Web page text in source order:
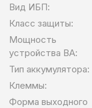
Вид ИБП:
Класс защиты:
Мощность
устройства ВА:
Тип аккумулятора:
Клеммы:
Форма выходного